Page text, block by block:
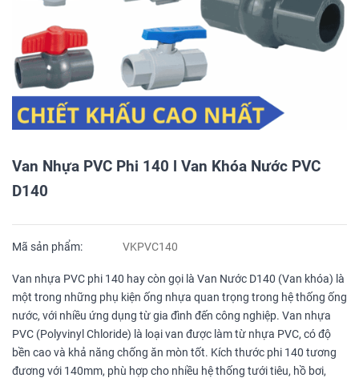
Van Nhựa PVC Phi 140 l Van Khóa Nước PVC
D140
Mã sản phẩm: VKPVC140
Van nhựa PVC phi 140 hay còn gọi là Van Nước D140 (Van khóa) là
một trong những phụ kiện ống nhựa quan trọng trong hệ thống ống
nước, với nhiều ứng dụng từ gia đình đến công nghiệp. Van nhựa
PVC (Polyvinyl Chloride) là loại van được làm từ nhựa PVC, có độ
bền cao và khả năng chống ăn mòn tốt. Kích thước phi 140 tương
đương với 140mm, phù hợp cho nhiều hệ thống tưới tiêu, hồ bơi,